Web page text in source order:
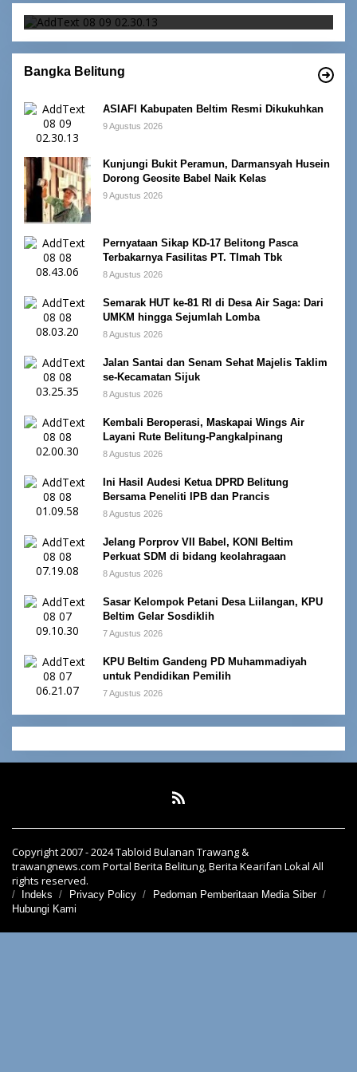
Bangka Belitung
ASIAFI Kabupaten Beltim Resmi Dikukuhkan
9 Agustus 2026
Kunjungi Bukit Peramun, Darmansyah Husein
Dorong Geosite Babel Naik Kelas
9 Agustus 2026
Pernyataan Sikap KD-17 Belitong Pasca
Terbakarnya Fasilitas PT. TImah Tbk
8 Agustus 2026
Semarak HUT ke-81 RI di Desa Air Saga: Dari
UMKM hingga Sejumlah Lomba
8 Agustus 2026
Jalan Santai dan Senam Sehat Majelis Taklim
se-Kecamatan Sijuk
8 Agustus 2026
Kembali Beroperasi, Maskapai Wings Air
Layani Rute Belitung-Pangkalpinang
8 Agustus 2026
Ini Hasil Audesi Ketua DPRD Belitung
Bersama Peneliti IPB dan Prancis
8 Agustus 2026
Jelang Porprov VII Babel, KONI Beltim
Perkuat SDM di bidang keolahragaan
8 Agustus 2026
Sasar Kelompok Petani Desa Liilangan, KPU
Beltim Gelar Sosdiklih
7 Agustus 2026
KPU Beltim Gandeng PD Muhammadiyah
untuk Pendidikan Pemilih
7 Agustus 2026
Copyright 2007 - 2024 Tabloid Bulanan Trawang &
trawangnews.com Portal Berita Belitung, Berita Kearifan Lokal All
rights reserved.
Indeks Privacy Policy
Pedoman Pemberitaan Media Siber
Hubungi Kami